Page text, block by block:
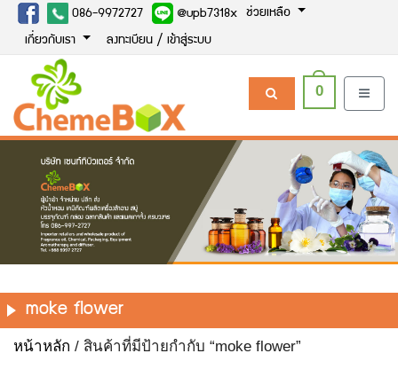
086-9972727 @upb7318x ช่วยเหลือ
เกี่ยวกับเรา ลงทะเบียน / เข้าสู่ระบบ
0
moke flower
หน้าหลัก / สินค้าที่มีป้ายกำกับ “moke flower”